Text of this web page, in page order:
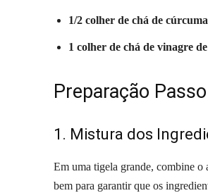
1/2 colher de chá de
1 colher de chá de vinagre
Preparação
1. Mistura dos
Em uma tigela grande, combine
bem para garantir que os